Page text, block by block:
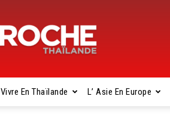
Gavroche
Vivre En Thaïlande L’ Asie En Europe